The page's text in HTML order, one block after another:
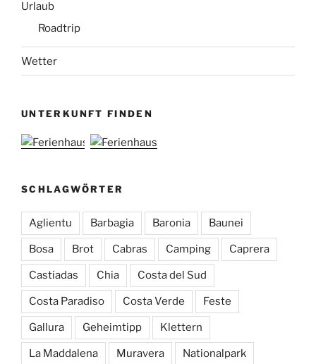
Urlaub
Roadtrip
Wetter
UNTERKUNFT FINDEN
SCHLAGWÖRTER
Aglientu Barbagia Baronia Baunei
Bosa Brot Cabras Camping Caprera
Castiadas Chia Costa del Sud
Costa Paradiso Costa Verde Feste
Gallura Geheimtipp Klettern
La Maddalena Muravera Nationalpark